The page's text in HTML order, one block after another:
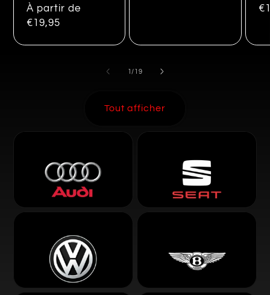
habituel
À partir de
€19,95
1 /de
19
Tout afficher